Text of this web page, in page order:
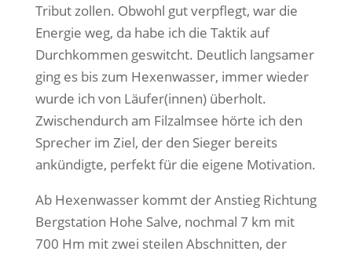
Tribut zollen. Obwohl gut verpflegt, war die
Energie weg, da habe ich die Taktik auf
Durchkommen geswitcht. Deutlich langsamer
ging es bis zum Hexenwasser, immer wieder
wurde ich von Läufer(innen) überholt.
Zwischendurch am Filzalmsee hörte ich den
Sprecher im Ziel, der den Sieger bereits
ankündigte, perfekt für die eigene Motivation.
Ab Hexenwasser kommt der Anstieg Richtung
Bergstation Hohe Salve, nochmal 7 km mit
700 Hm mit zwei steilen Abschnitten, der